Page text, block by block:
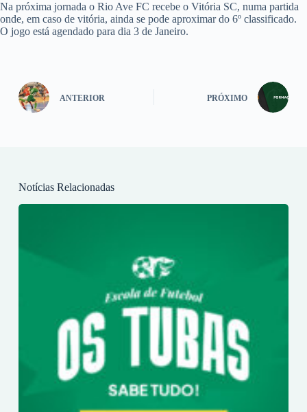
Na próxima jornada o Rio Ave FC recebe o Vitória SC, numa partida
onde, em caso de vitória, ainda se pode aproximar do 6º classificado.
O jogo está agendado para dia 3 de Janeiro.
ANTERIOR PRÓXIMO
Notícias Relacionadas